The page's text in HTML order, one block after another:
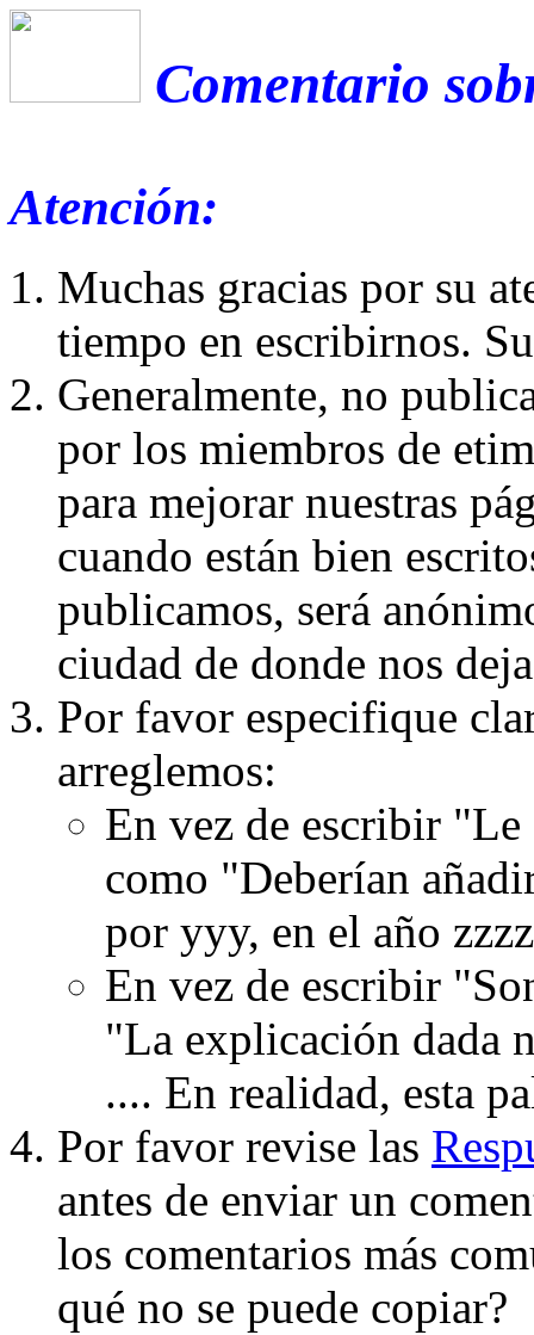
Comentario
Atención:
Muchas gracias por su
tiempo en escribirnos.
Generalmente, no
por los miembros de
para mejorar nuestras
cuando están bien
publicamos, será
ciudad de donde nos
Por favor especifique
arreglemos:
En vez de escribir
como "Deberían
por yyy, en el año
En vez de escribir
"La explicación dada
.... En realidad, esta
Por favor revise las
antes de enviar un
los comentarios más
qué no se puede copiar?